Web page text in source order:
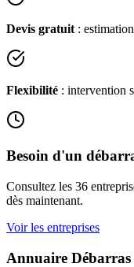
Devis gratuit :
Flexibilité : intervention
Besoin d'un
Consultez les 36
dès maintenant.
Voir les entreprises
Annuaire Débarras